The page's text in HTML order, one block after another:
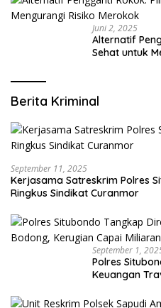
Juni 2, 2025
Alternatif
Sehat untuk
Berita Kriminal
September 11, 2025
Kerjasama Satreskrim Polres
Ringkus Sindikat Curanmor
September 1,
Polres
Keuangan